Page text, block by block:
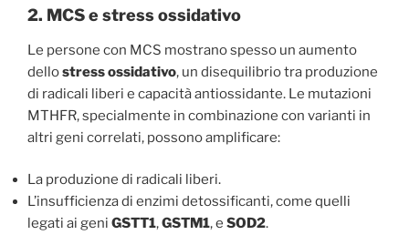
2. MCS e stress ossidativo
Le persone con MCS mostrano spesso un aumento
dellostress ossidativo, un disequilibrio tra produzione
di radicali liberi e capacità antiossidante. Le mutazioni
MTHFR, specialmente in combinazione con varianti in
altri geni correlati, possono amplificare:
La produzione di radicali liberi.
L’insufficienza di enzimi detossificanti, come quelli
legati ai geni GSTT1,GSTM1, e SOD2.